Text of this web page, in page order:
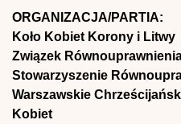
ORGANIZACJA/PARTIA:
Koło Kobiet Korony i Litwy
Związek
Stowarzyszenie
Warszawskie
Kobiet